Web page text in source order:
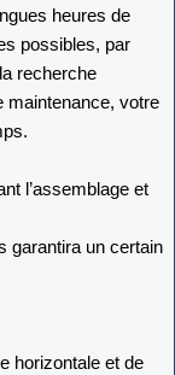
heures de
possibles, par
recherche
maintenance, votre
l’assemblage et
garantira un certain
horizontale et de